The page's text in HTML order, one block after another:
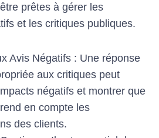
prêtes à gérer les
et les critiques publiques.
Avis Négatifs : Une réponse
aux critiques peut
négatifs et montrer que
en compte les
des clients.